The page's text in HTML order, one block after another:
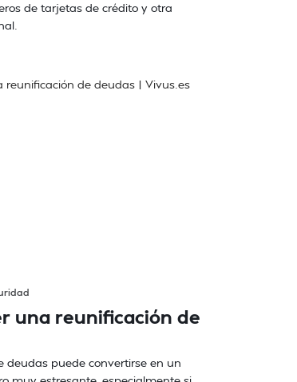
de tarjetas de crédito y otra
una reunificación de
deudas puede convertirse en un